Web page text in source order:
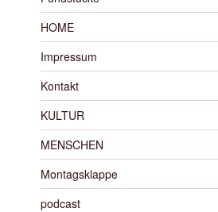
HOME
Impressum
Kontakt
KULTUR
MENSCHEN
Montagsklappe
podcast